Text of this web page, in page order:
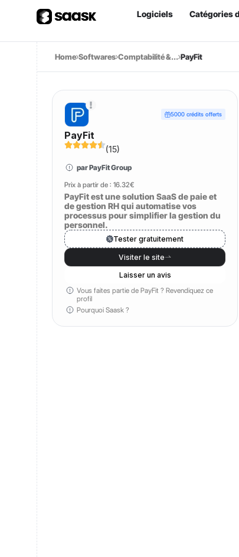
Logiciels Catégories
Home Softwares Comptabilité &... PayFit
5000 crédits offerts
PayFit
(15)
par PayFit Group
Prix à partir de : 16.32€
PayFit est une solution SaaS de paie et
de gestion RH qui automatise vos
processus pour simplifier la gestion du
personnel.
Tester gratuitement
Visiter le site
Laisser un avis
Vous faites partie de PayFit ?Revendiquez ce
profil
Pourquoi Saask ?